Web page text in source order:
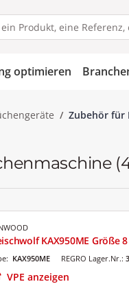
optimieren
Zubehör für
KAX950ME Größe 8
REGRO Lager.Nr.:
KAX950ME
VPE anzeigen